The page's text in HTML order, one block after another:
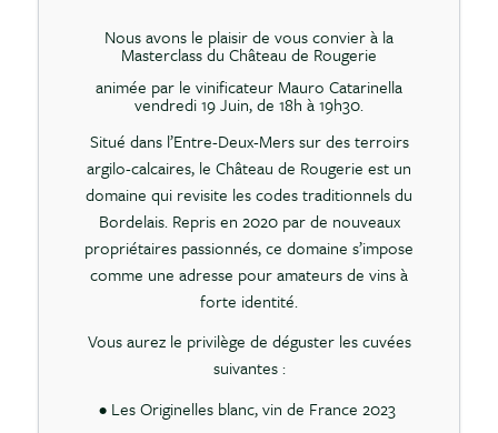
Nous avons le plaisir de vous convier à la
Masterclass du Château de Rougerie
animée par le vinificateur Mauro Catarinella
vendredi 19 Juin, de 18h à 19h30.
Situé dans l’Entre-Deux-Mers sur des terroirs
argilo-calcaires, le Château de Rougerie est un
domaine qui revisite les codes traditionnels du
Bordelais. Repris en 2020 par de nouveaux
propriétaires passionnés, ce domaine s’impose
comme une adresse pour amateurs de vins à
forte identité.
Vous aurez le privilège de déguster les cuvées
suivantes :
• Les Originelles blanc, vin de France 2023